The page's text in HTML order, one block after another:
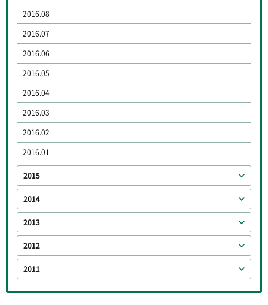
2016.08
2016.07
2016.06
2016.05
2016.04
2016.03
2016.02
2016.01
2015
2014
2013
2012
2011